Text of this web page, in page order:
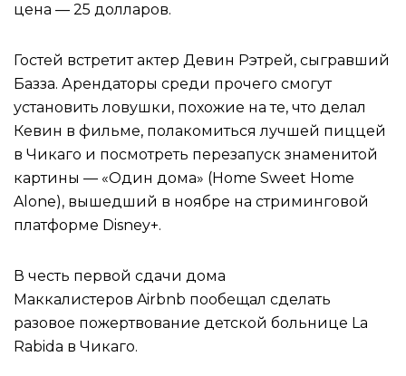
цена — 25 долларов.
Гостей встретит актер Девин Рэтрей, сыгравший
Базза. Арендаторы среди прочего смогут
установить ловушки, похожие на те, что делал
Кевин в фильме, полакомиться лучшей пиццей
в Чикаго и посмотреть перезапуск знаменитой
картины — «Один дома» (Home Sweet Home
Alone), вышедший в ноябре на стриминговой
платформе Disney+.
В честь первой сдачи дома
Маккалистеров Airbnb пообещал сделать
разовое пожертвование детской больнице La
Rabida в Чикаго.